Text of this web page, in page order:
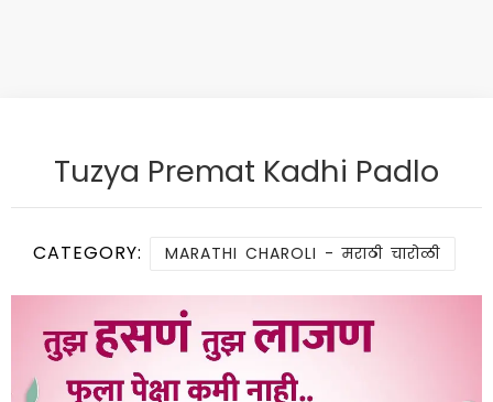
Tuzya Premat Kadhi Padlo
CATEGORY: MARATHI CHAROLI - मराठी चारोळी